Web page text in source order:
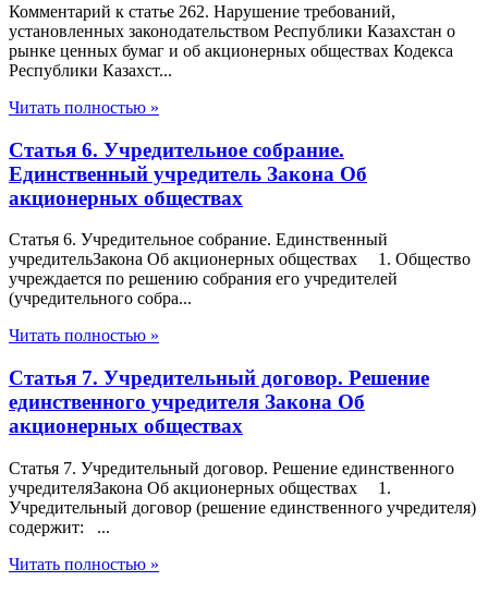
Комментарий к статье 262. Нарушение требований,
установленных законодательством Республики Казахстан о
рынке ценных бумаг и об акционерных обществах Кодекса
Республики Казахст...
Читать полностью »
Статья 6. Учредительное собрание.
Единственный учредитель Закона Об
акционерных обществах
Статья 6. Учредительное собрание. Единственный
учредительЗакона Об акционерных обществах 1. Общество
учреждается по решению собрания его учредителей
(учредительного собра...
Читать полностью »
Статья 7. Учредительный договор. Решение
единственного учредителя Закона Об
акционерных обществах
Статья 7. Учредительный договор. Решение единственного
учредителяЗакона Об акционерных обществах 1.
Учредительный договор (решение единственного учредителя)
содержит: ...
Читать полностью »